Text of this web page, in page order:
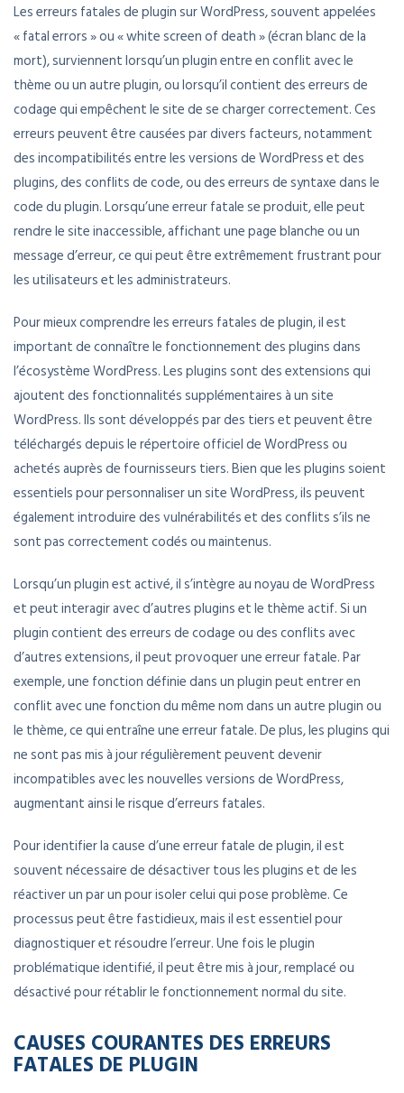
Les erreurs fatales de plugin sur WordPress, souvent appelées
« fatal errors » ou « white screen of death » (écran blanc de la
mort), surviennent lorsqu’un plugin entre en conflit avec le
thème ou un autre plugin, ou lorsqu’il contient des erreurs de
codage qui empêchent le site de se charger correctement. Ces
erreurs peuvent être causées par divers facteurs, notamment
des incompatibilités entre les versions de WordPress et des
plugins, des conflits de code, ou des erreurs de syntaxe dans le
code du plugin. Lorsqu’une erreur fatale se produit, elle peut
rendre le site inaccessible, affichant une page blanche ou un
message d’erreur, ce qui peut être extrêmement frustrant pour
les utilisateurs et les administrateurs.
Pour mieux comprendre les erreurs fatales de plugin, il est
important de connaître le fonctionnement des plugins dans
l’écosystème WordPress. Les plugins sont des extensions qui
ajoutent des fonctionnalités supplémentaires à un site
WordPress. Ils sont développés par des tiers et peuvent être
téléchargés depuis le répertoire officiel de WordPress ou
achetés auprès de fournisseurs tiers. Bien que les plugins soient
essentiels pour personnaliser un site WordPress, ils peuvent
également introduire des vulnérabilités et des conflits s’ils ne
sont pas correctement codés ou maintenus.
Lorsqu’un plugin est activé, il s’intègre au noyau de WordPress
et peut interagir avec d’autres plugins et le thème actif. Si un
plugin contient des erreurs de codage ou des conflits avec
d’autres extensions, il peut provoquer une erreur fatale. Par
exemple, une fonction définie dans un plugin peut entrer en
conflit avec une fonction du même nom dans un autre plugin ou
le thème, ce qui entraîne une erreur fatale. De plus, les plugins qui
ne sont pas mis à jour régulièrement peuvent devenir
incompatibles avec les nouvelles versions de WordPress,
augmentant ainsi le risque d’erreurs fatales.
Pour identifier la cause d’une erreur fatale de plugin, il est
souvent nécessaire de désactiver tous les plugins et de les
réactiver un par un pour isoler celui qui pose problème. Ce
processus peut être fastidieux, mais il est essentiel pour
diagnostiquer et résoudre l’erreur. Une fois le plugin
problématique identifié, il peut être mis à jour, remplacé ou
désactivé pour rétablir le fonctionnement normal du site.
CAUSES COURANTES DES ERREURS
FATALES DE PLUGIN